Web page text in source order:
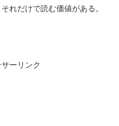
れだけで読む価値がある。
ーリンク